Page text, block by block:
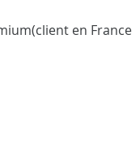
en France